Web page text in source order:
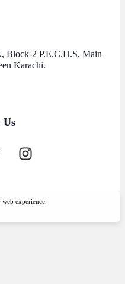
Block-2 P.E.C.H.S, Main
Karachi.
Us
experience.